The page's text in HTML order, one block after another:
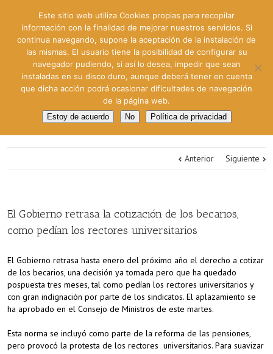
Anterior Siguiente
El Gobierno retrasa la cotización de los becarios,
como pedían los rectores universitarios
El Gobierno retrasa hasta enero del próximo año el derecho a cotizar
de los becarios, una decisión ya tomada pero que ha quedado
pospuesta tres meses, tal como pedían los rectores universitarios y
con gran indignación por parte de los sindicatos. El aplazamiento se
ha aprobado en el Consejo de Ministros de este martes.
Esta norma se incluyó como parte de la reforma de las pensiones,
pero provocó la protesta de los rectores universitarios. Para suavizar
Este sitio web utiliza Cookies propias para recopilar
información con la finalidad de mejorar nuestros servicios. Si
continua navegando, supone la aceptación de la instalación de
las mismas. El usuario tiene la posibilidad de configurar su
navegador pudiendo, si así lo desea, impedir que sean
instaladas en su disco duro, aunque deberá tener en cuenta
que dicha acción podrá ocasionar dificultades de navegación
de la página web.
Estoy de acuerdo No Política de privacidad